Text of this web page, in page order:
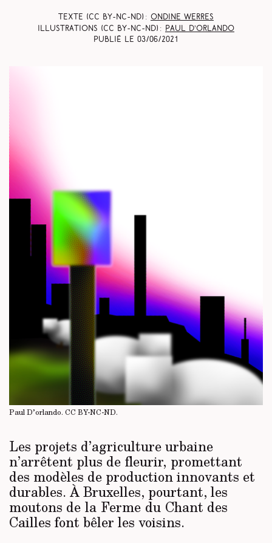
Texte (CC BY-NC-ND) : Ondine Werres
Illustrations (CC BY-NC-ND) :
Paul d’Orlando
Publié le 03/06/2021
Paul D’orlando. CC BY-NC-ND.
Les projets d’agriculture urbaine
n’arrêtent plus de fleurir, promettant
des modèles de production innovants et
durables. À Bruxelles, pourtant, les
moutons de la Ferme du Chant des
Cailles font bêler les voisins.